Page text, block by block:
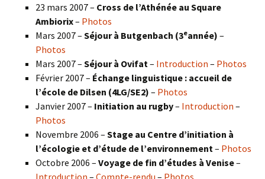
23 mars 2007 – Cross de l’Athénée au Square
Ambiorix– Photos
Mars 2007 – Séjour à Butgenbach (3eannée) –
Photos
Mars 2007 – Séjour à Ovifat – Introduction – Photos
Février 2007 – Échange linguistique : accueil de
l’école de Dilsen (4LG/SE2) – Photos
Janvier 2007 – Initiation au rugby– Introduction –
Photos
Novembre 2006 – Stage au Centre d’initiation à
l’écologie et d’étude de l’environnement – Photos
Octobre 2006 – Voyage de fin d’études à Venise–
Introduction – Compte-rendu – Photos